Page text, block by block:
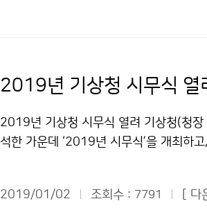
2019년 기상청 시무식 열
2019년 기상청 시무식 열려 기상청(청
석한 가운데 ‘2019년 시무식’을 개최하
다.
2019/01/02 조회수 : 7791 [